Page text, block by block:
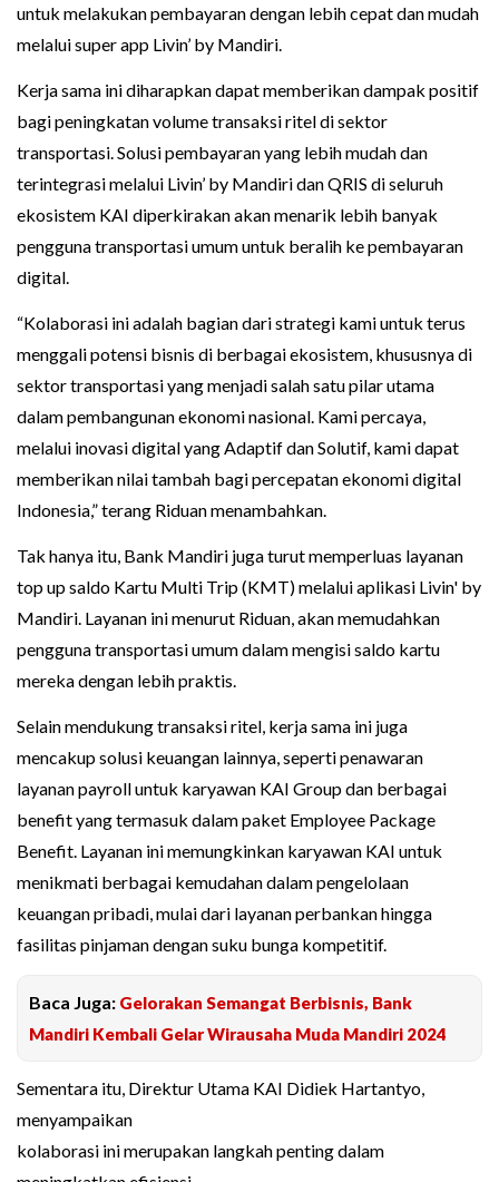
untuk melakukan pembayaran dengan lebih cepat dan mudah
melalui super app Livin’ by Mandiri.
Kerja sama ini diharapkan dapat memberikan dampak positif
bagi peningkatan volume transaksi ritel di sektor
transportasi. Solusi pembayaran yang lebih mudah dan
terintegrasi melalui Livin’ by Mandiri dan QRIS di seluruh
ekosistem KAI diperkirakan akan menarik lebih banyak
pengguna transportasi umum untuk beralih ke pembayaran
digital.
“Kolaborasi ini adalah bagian dari strategi kami untuk terus
menggali potensi bisnis di berbagai ekosistem, khususnya di
sektor transportasi yang menjadi salah satu pilar utama
dalam pembangunan ekonomi nasional. Kami percaya,
melalui inovasi digital yang Adaptif dan Solutif, kami dapat
memberikan nilai tambah bagi percepatan ekonomi digital
Indonesia,” terang Riduan menambahkan.
Tak hanya itu, Bank Mandiri juga turut memperluas layanan
top up saldo Kartu Multi Trip (KMT) melalui aplikasi Livin' by
Mandiri. Layanan ini menurut Riduan, akan memudahkan
pengguna transportasi umum dalam mengisi saldo kartu
mereka dengan lebih praktis.
Selain mendukung transaksi ritel, kerja sama ini juga
mencakup solusi keuangan lainnya, seperti penawaran
layanan payroll untuk karyawan KAI Group dan berbagai
benefit yang termasuk dalam paket Employee Package
Benefit. Layanan ini memungkinkan karyawan KAI untuk
menikmati berbagai kemudahan dalam pengelolaan
keuangan pribadi, mulai dari layanan perbankan hingga
fasilitas pinjaman dengan suku bunga kompetitif.
Baca Juga: Gelorakan Semangat Berbisnis, Bank
Mandiri Kembali Gelar Wirausaha Muda Mandiri 2024
Sementara itu, Direktur Utama KAI Didiek Hartantyo,
menyampaikan
kolaborasi ini merupakan langkah penting dalam